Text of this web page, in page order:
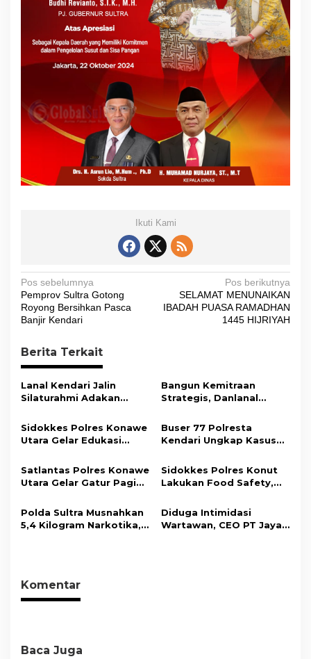
Ikuti Kami
N
a
v
i
g
a
s
i
p
s
Pos sebelumnya
Pemprov Sultra Gotong
Royong Bersihkan Pasca
Banjir Kendari
Pos berikutnya
SELAMAT MENUNAIKAN
IBADAH PUASA RAMADHAN
1445 HIJRIYAH
Berita Terkait
Lanal Kendari Jalin
Silaturahmi Adakan
Bersama Insan Pers.
Bangun Kemitraan
Strategis, Danlanal
Wujudkan Informasi
Objektif dan Berimbang
Sidokkes Polres Konawe
Utara Gelar Edukasi
Koroner, Tingkatkan
Kesadaran Personel
akan Pentingnya Hidup
Buser 77 Polresta
Kendari Ungkap Kasus
Hasil Curian Berhasil
Diamankan
Satlantas Polres Konawe
Utara Gelar Gatur Pagi
Ciptakan Kamseltibcar
Lantas dan Pelayanan
Masyarakat
Sidokkes Polres Konut
Lakukan Food Safety,
Memenuhi Standar
Keamanan Dan Layak
Polda Sultra Musnahkan
5,4 Kilogram Narkotika,
Diduga Intimidasi
Wartawan, CEO PT Jaya
Komentar
Baca Juga